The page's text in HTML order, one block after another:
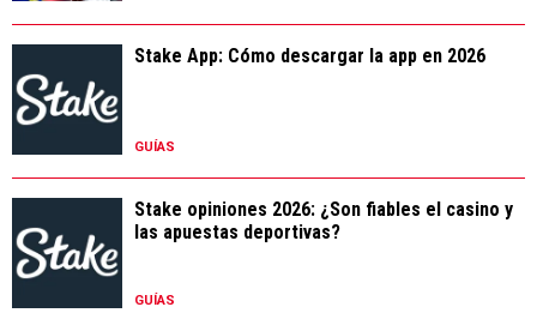
Stake App: Cómo descargar la app en 2026
GUÍAS
Stake opiniones 2026: ¿Son fiables el casino y
las apuestas deportivas?
GUÍAS